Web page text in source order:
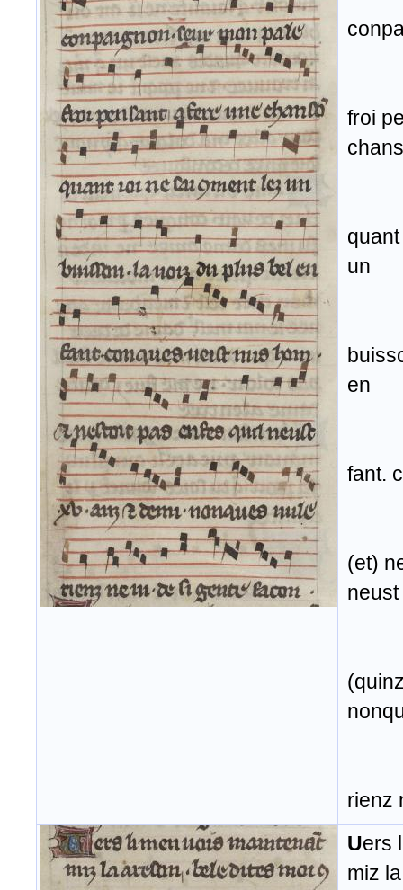
froi
un
en
fant.
(et)
neust
rienz
Uers
miz